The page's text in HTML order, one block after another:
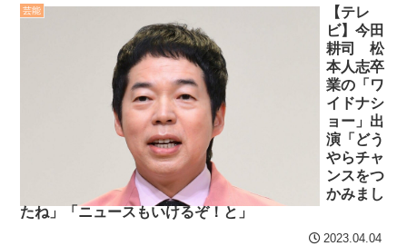
分からないらしい
日本が北朝鮮に辛勝し二
次予選3連勝も、海外ファン
は采配に辛辣「おそろしい
内容の後半」「今日の森保
七ツ森りり ご令嬢と召使
いの禁断の恋…1日だけ許さ
れた夫婦としての時間をひ
に食品も水もない
ディズニーが「大課金時
代」に突入！アトラクショ
ンパスがどれもこれも1500
円の課金チケに
海外「日本よ、お前がナ
ンバーワンだ」 熊本地震直
後の日本の対応のスピード
に世界が衝撃
芸能
【テレ
ビ】今田
耕司 松
本人志卒
業の「ワ
イドナシ
ョー」出
演「どう
やらチャ
ンスをつ
かみまし
たね」「ニュースもいけるぞ！と」
2023.04.04